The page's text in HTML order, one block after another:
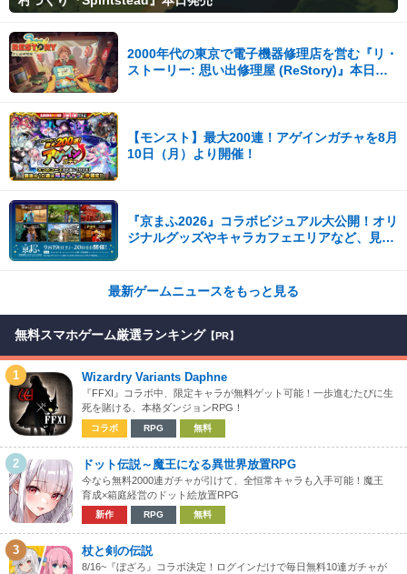
2000年代の東京で電子機器修理店を営む『リ・
ストーリー: 思い出修理屋 (ReStory)』本日
【モンスト】最大200連！アゲインガチャを8月
10日（月）より開催！
『京まふ2026』コラボビジュアル大公開！オリ
ジナルグッズやキャラカフェエリアなど、見ど
最新ゲームニュースをもっと見る
無料スマホゲーム厳選ランキング 【PR】
1 Wizardry Variants Daphne
『FFXI』コラボ中、限定キャラが無料ゲット可能！一歩進むたびに生
死を賭ける、本格ダンジョンRPG！
コラボ RPG 無料
2 ドット伝説～魔王になる異世界放置RPG
今なら無料2000連ガチャが引けて、全恒常キャラも入手可能！魔王
育成×箱庭経営のドット絵放置RPG
新作 RPG 無料
3 杖と剣の伝説
8/16~『ぼざろ』コラボ決定！ログインだけで毎日無料10連ガチャが